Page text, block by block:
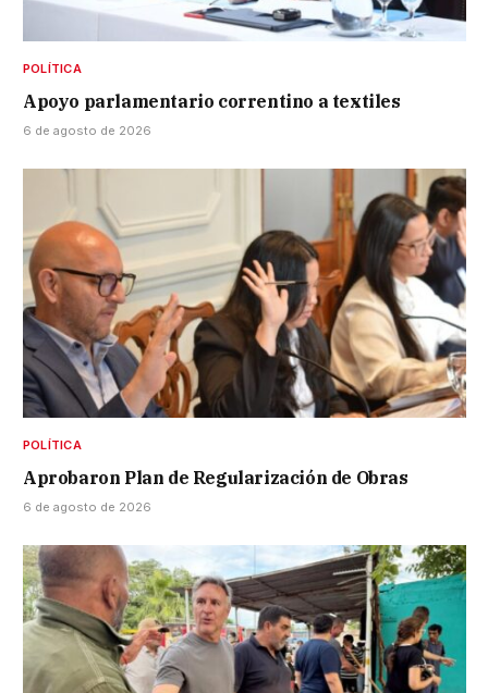
POLÍTICA
Apoyo parlamentario correntino a textiles
6 de agosto de 2026
POLÍTICA
Aprobaron Plan de Regularización de Obras
6 de agosto de 2026